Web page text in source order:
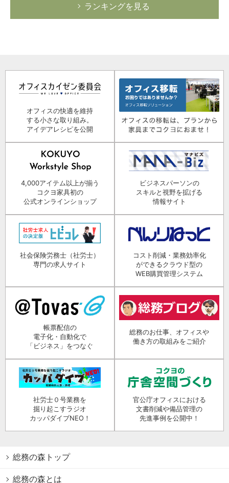
ランキングを見る
オフィスの快適を維持
する小さな取り組み。
アイデアレシピを公開
4,000アイテム以上が揃う
コクヨ家具初の
公式オンラインショップ
ビジネスパーソンの
スキルと視野を拡げる
情報サイト
社会保険労務士（社労士）
専門の求人サイト
コスト削減・業務効率化
ができるクラウド型の
WEB購買管理システム
帳票配信の
電子化・自動化で
「ビジネス」をつなぐ
総務のお仕事、オフィスや
働き方の取組みをご紹介
社労士０号業務を
掘り起こすラジオ
カッパダイブNEO！
官公庁オフィスにおける
文書削減や備品管理の
先進事例を公開中！
総務の森トップ
総務の森とは